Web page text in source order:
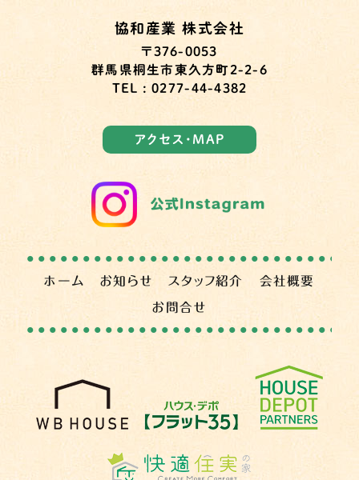
協和産業 株式会社
〒376-0053
群馬県桐生市東久方町2-2-6
TEL : 0277-44-4382
アクセス・MAP
ホーム お知らせ スタッフ紹介 会社概要
お問合せ